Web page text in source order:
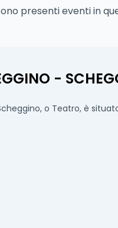
presenti eventi in
-
o Teatro, è situato